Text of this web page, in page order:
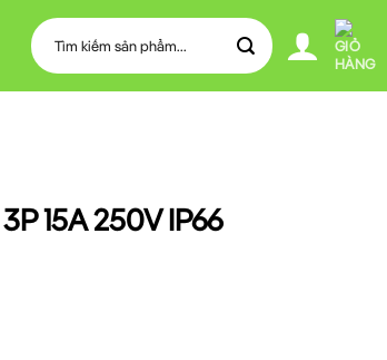
Tìm
kiếm:
15A 250V IP66